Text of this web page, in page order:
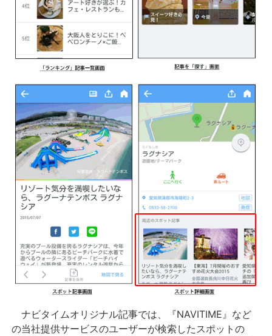
ナビタイムオリジナル記事では、『NAVITIME』など
の当社提供サービスのユーザーが検索したスポットの